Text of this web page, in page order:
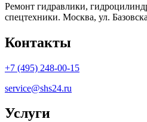
Ремонт гидравлики,
спецтехники. Москва, ул.
Контакты
+7 (495) 248-00-15
service@shs24.ru
Услуги